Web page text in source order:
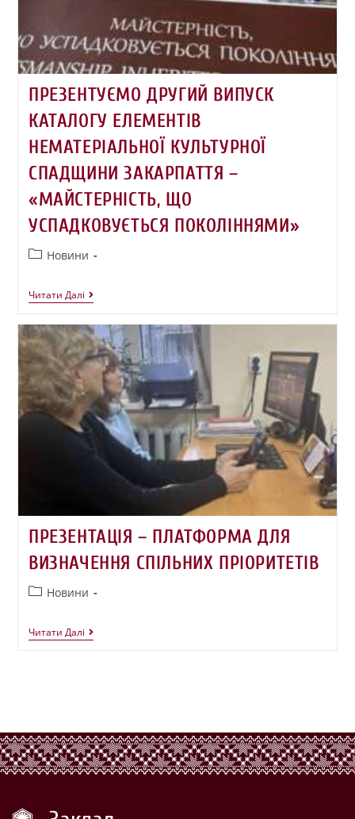
ПРЕЗЕНТУЄМО ДРУГИЙ ВИПУСК
КАТАЛОГУ ЕЛЕМЕНТІВ
НЕМАТЕРІАЛЬНОЇ КУЛЬТУРНОЇ
СПАДЩИНИ ЗАКАРПАТТЯ –
«МАЙСТЕРНІСТЬ, ЩО
УСПАДКОВУЄТЬСЯ ПОКОЛІННЯМИ»
Новини
Читати Далі
ПРЕЗЕНТАЦІЯ – ПЛАТФОРМА ДЛЯ
ВИЗНАЧЕННЯ СПІЛЬНИХ ПРІОРИТЕТІВ
Новини
Читати Далі